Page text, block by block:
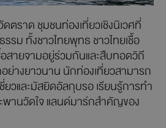
ตราด ชุมชนท่องเที่ยวเชิงนิเวศที่
ม ทั้งชาวไทยพุทธ ชาวไทยเชื้อ
สายจามอยู่ร่วมกันและสืบทอดวิถี
ย่างยาวนาน นักท่องเที่ยวสามารถ
ยวและมัสยิดอัลกุบรอ เรียนรู้การทำ
พานวัดใจ แลนด์มาร์กสำคัญของ